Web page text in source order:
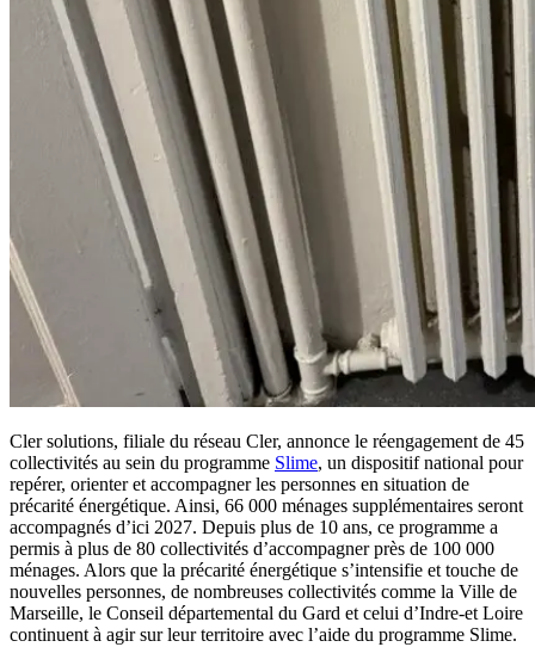
Cler solutions, filiale du réseau Cler, annonce le réengagement de 45
collectivités au sein du programme Slime, un dispositif national pour
repérer, orienter et accompagner les personnes en situation de
précarité énergétique. Ainsi, 66 000 ménages supplémentaires seront
accompagnés d’ici 2027. Depuis plus de 10 ans, ce programme a
permis à plus de 80 collectivités d’accompagner près de 100 000
ménages. Alors que la précarité énergétique s’intensifie et touche de
nouvelles personnes, de nombreuses collectivités comme la Ville de
Marseille, le Conseil départemental du Gard et celui d’Indre-et Loire
continuent à agir sur leur territoire avec l’aide du programme Slime.